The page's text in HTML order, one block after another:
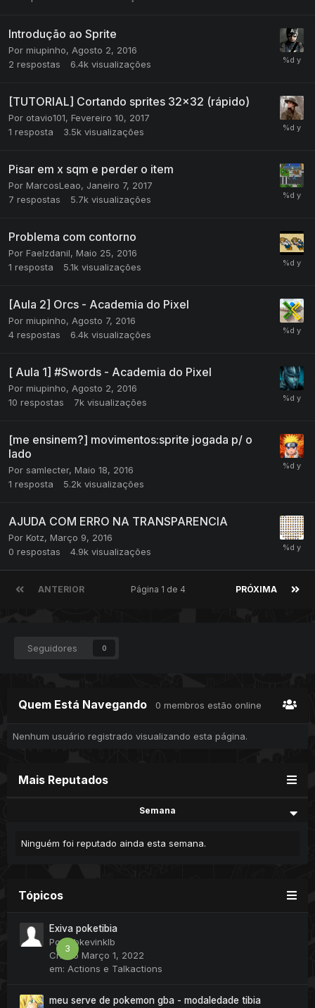
Introdução ao Sprite
Por miupinho, Agosto 2, 2016
2 respostas 6.4k visualizações
[TUTORIAL] Cortando sprites 32x32 (rápido)
Por otavio101, Fevereiro 10, 2017
1 resposta 3.5k visualizações
Pisar em x sqm e perder o item
Por MarcosLeao, Janeiro 7, 2017
7 respostas 5.7k visualizações
Problema com contorno
Por Faelzdanil, Maio 25, 2016
1 resposta 5.1k visualizações
[Aula 2] Orcs - Academia do Pixel
Por miupinho, Agosto 7, 2016
4 respostas 6.4k visualizações
[ Aula 1] #Swords - Academia do Pixel
Por miupinho, Agosto 2, 2016
10 respostas 7k visualizações
[me ensinem?] movimentos:sprite jogada p/ o
lado
Por samlecter, Maio 18, 2016
1 resposta 5.2k visualizações
AJUDA COM ERRO NA TRANSPARENCIA
Por Kotz, Março 9, 2016
0 respostas 4.9k visualizações
ANTERIOR PRÓXIMA
Página 1 de 4
Seguidores 0
Quem Está Navegando 0 membros estão online
Nenhum usuário registrado visualizando esta página.
Mais Reputados
Semana
Ninguém foi reputado ainda esta semana.
Tópicos
3
Exiva poketibia
Por klbkevinklb
Criado Março 1, 2022
em: Actions e Talkactions
meu serve de pokemon gba - modaledade tibia